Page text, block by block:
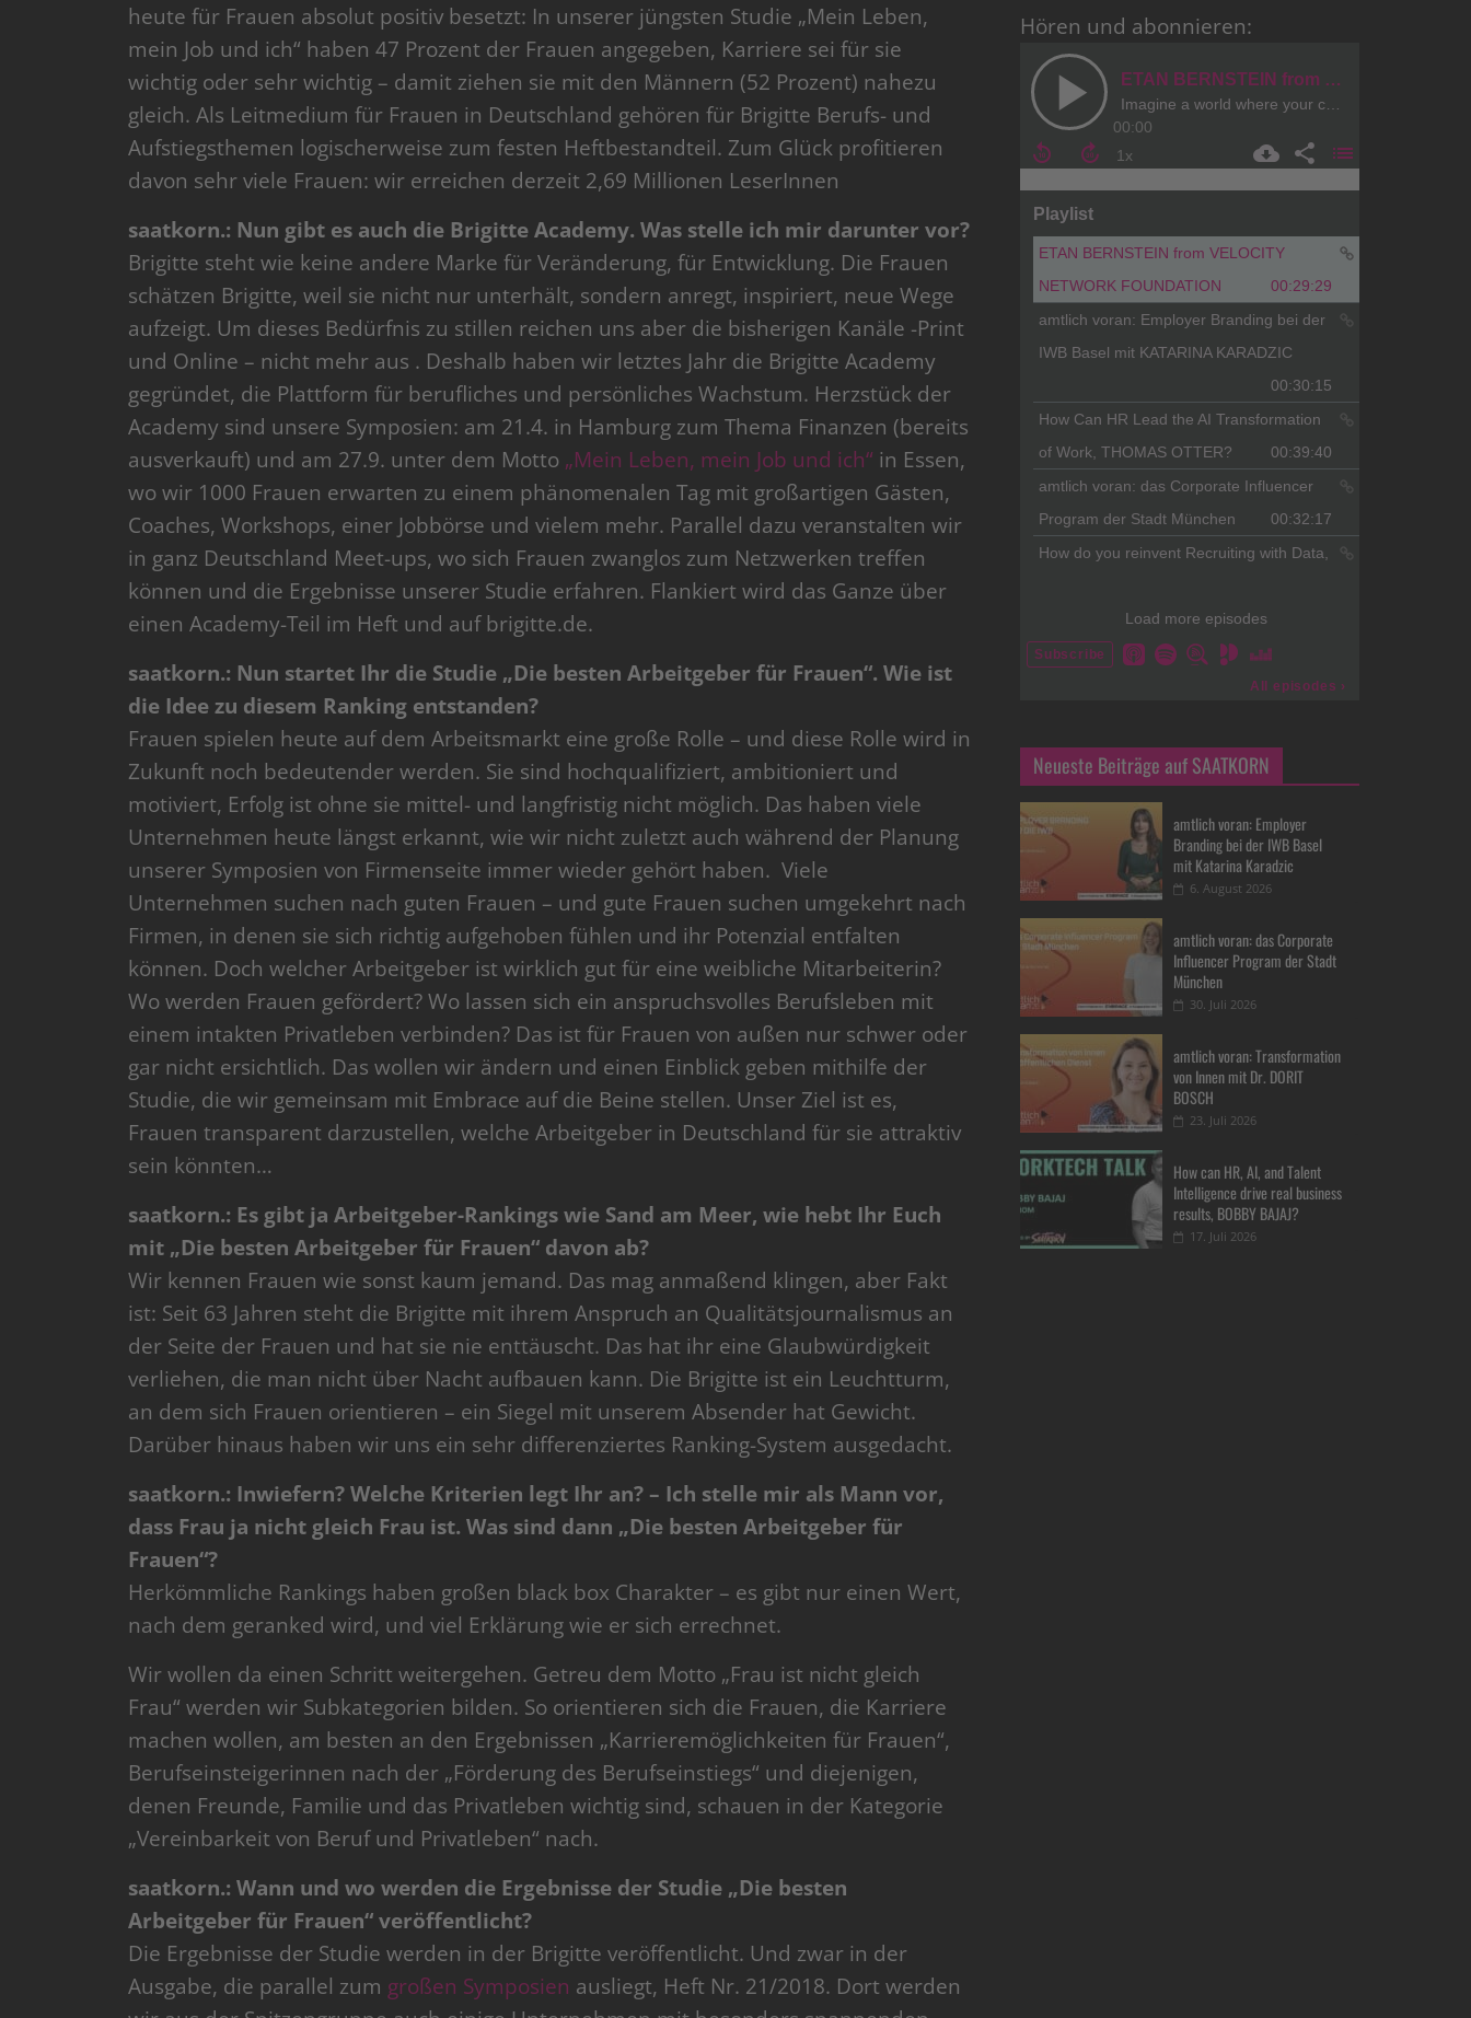
heute für Frauen absolut positiv besetzt: In unserer jüngsten Studie „Mein Leben,
mein Job und ich“ haben 47 Prozent der Frauen angegeben, Karriere sei für sie
wichtig oder sehr wichtig – damit ziehen sie mit den Männern (52 Prozent) nahezu
gleich. Als Leitmedium für Frauen in Deutschland gehören für Brigitte Berufs- und
Aufstiegsthemen logischerweise zum festen Heftbestandteil. Zum Glück profitieren
davon sehr viele Frauen: wir erreichen derzeit 2,69 Millionen LeserInnen
saatkorn.: Nun gibt es auch die Brigitte Academy. Was stelle ich mir darunter vor?
Brigitte steht wie keine andere Marke für Veränderung, für Entwicklung. Die Frauen
schätzen Brigitte, weil sie nicht nur unterhält, sondern anregt, inspiriert, neue Wege
aufzeigt. Um dieses Bedürfnis zu stillen reichen uns aber die bisherigen Kanäle -Print
und Online – nicht mehr aus . Deshalb haben wir letztes Jahr die Brigitte Academy
gegründet, die Plattform für berufliches und persönliches Wachstum. Herzstück der
Academy sind unsere Symposien: am 21.4. in Hamburg zum Thema Finanzen (bereits
ausverkauft) und am 27.9. unter dem Motto „Mein Leben, mein Job und ich“ in Essen,
wo wir 1000 Frauen erwarten zu einem phänomenalen Tag mit großartigen Gästen,
Coaches, Workshops, einer Jobbörse und vielem mehr. Parallel dazu veranstalten wir
in ganz Deutschland Meet-ups, wo sich Frauen zwanglos zum Netzwerken treffen
können und die Ergebnisse unserer Studie erfahren. Flankiert wird das Ganze über
einen Academy-Teil im Heft und auf brigitte.de.
saatkorn.: Nun startet Ihr die Studie „Die besten Arbeitgeber für Frauen“. Wie ist
die Idee zu diesem Ranking entstanden?
Frauen spielen heute auf dem Arbeitsmarkt eine große Rolle – und diese Rolle wird in
Zukunft noch bedeutender werden. Sie sind hochqualifiziert, ambitioniert und
motiviert, Erfolg ist ohne sie mittel- und langfristig nicht möglich. Das haben viele
Unternehmen heute längst erkannt, wie wir nicht zuletzt auch während der Planung
unserer Symposien von Firmenseite immer wieder gehört haben. Viele
Unternehmen suchen nach guten Frauen – und gute Frauen suchen umgekehrt nach
Firmen, in denen sie sich richtig aufgehoben fühlen und ihr Potenzial entfalten
können. Doch welcher Arbeitgeber ist wirklich gut für eine weibliche Mitarbeiterin?
Wo werden Frauen gefördert? Wo lassen sich ein anspruchsvolles Berufsleben mit
einem intakten Privatleben verbinden? Das ist für Frauen von außen nur schwer oder
gar nicht ersichtlich. Das wollen wir ändern und einen Einblick geben mithilfe der
Studie, die wir gemeinsam mit Embrace auf die Beine stellen. Unser Ziel ist es,
Frauen transparent darzustellen, welche Arbeitgeber in Deutschland für sie attraktiv
sein könnten…
saatkorn.: Es gibt ja Arbeitgeber-Rankings wie Sand am Meer, wie hebt Ihr Euch
mit „Die besten Arbeitgeber für Frauen“ davon ab?
Wir kennen Frauen wie sonst kaum jemand. Das mag anmaßend klingen, aber Fakt
ist: Seit 63 Jahren steht die Brigitte mit ihrem Anspruch an Qualitätsjournalismus an
der Seite der Frauen und hat sie nie enttäuscht. Das hat ihr eine Glaubwürdigkeit
verliehen, die man nicht über Nacht aufbauen kann. Die Brigitte ist ein Leuchtturm,
an dem sich Frauen orientieren – ein Siegel mit unserem Absender hat Gewicht.
Darüber hinaus haben wir uns ein sehr differenziertes Ranking-System ausgedacht.
saatkorn.: Inwiefern? Welche Kriterien legt Ihr an? – Ich stelle mir als Mann vor,
dass Frau ja nicht gleich Frau ist. Was sind dann „Die besten Arbeitgeber für
Frauen“?
Herkömmliche Rankings haben großen black box Charakter – es gibt nur einen Wert,
nach dem geranked wird, und viel Erklärung wie er sich errechnet.
Wir wollen da einen Schritt weitergehen. Getreu dem Motto „Frau ist nicht gleich
Frau“ werden wir Subkategorien bilden. So orientieren sich die Frauen, die Karriere
machen wollen, am besten an den Ergebnissen „Karrieremöglichkeiten für Frauen“,
Berufseinsteigerinnen nach der „Förderung des Berufseinstiegs“ und diejenigen,
denen Freunde, Familie und das Privatleben wichtig sind, schauen in der Kategorie
„Vereinbarkeit von Beruf und Privatleben“ nach.
saatkorn.: Wann und wo werden die Ergebnisse der Studie „Die besten
Arbeitgeber für Frauen“ veröffentlicht?
Die Ergebnisse der Studie werden in der Brigitte veröffentlicht. Und zwar in der
Ausgabe, die parallel zum großen Symposien ausliegt, Heft Nr. 21/2018. Dort werden
Hören und abonnieren:
Neueste Beiträge auf SAATKORN
amtlich voran: Employer
Branding bei der IWB Basel
mit Katarina Karadzic
6. August 2026
amtlich voran: das Corporate
Influencer Program der Stadt
München
30. Juli 2026
amtlich voran: Transformation
von Innen mit Dr. DORIT
BOSCH
23. Juli 2026
How can HR, AI, and Talent
Intelligence drive real business
results, BOBBY BAJAJ?
17. Juli 2026